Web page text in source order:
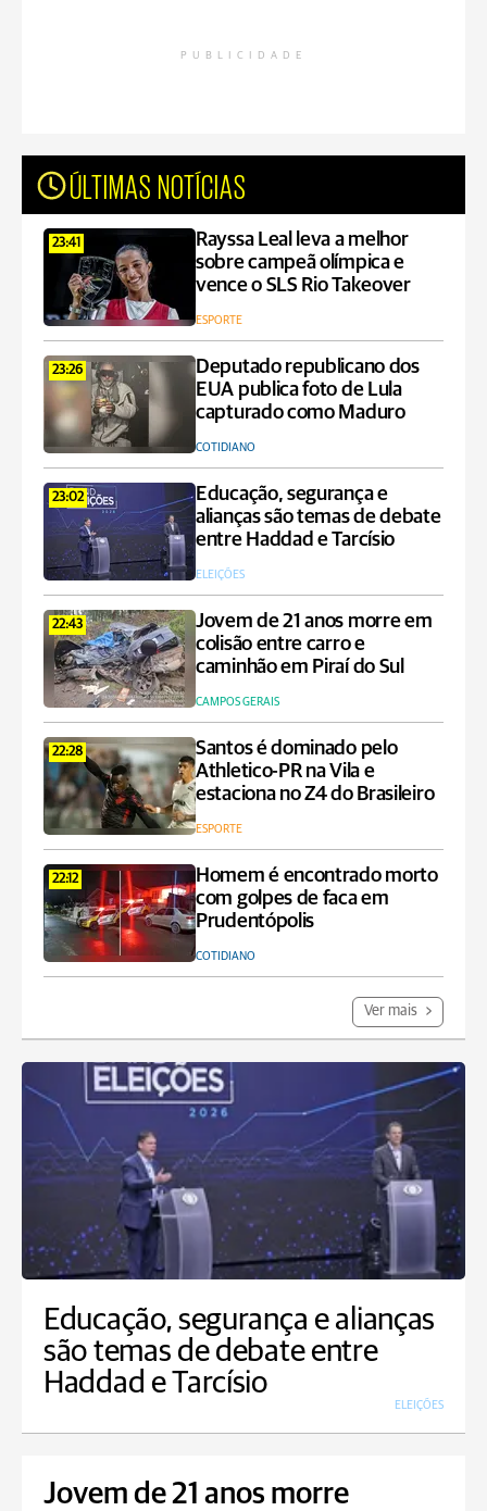
PUBLICIDADE
ÚLTIMAS NOTÍCIAS
23:41
Rayssa Leal leva a melhor
sobre campeã olímpica e
vence o SLS Rio Takeover
ESPORTE
23:26
Deputado republicano dos
EUA publica foto de Lula
capturado como Maduro
COTIDIANO
23:02
Educação, segurança e
alianças são temas de debate
entre Haddad e Tarcísio
ELEIÇÕES
22:43
Jovem de 21 anos morre em
colisão entre carro e
caminhão em Piraí do Sul
CAMPOS GERAIS
22:28
Santos é dominado pelo
Athletico-PR na Vila e
estaciona no Z4 do Brasileiro
ESPORTE
22:12
Homem é encontrado morto
com golpes de faca em
Prudentópolis
COTIDIANO
Ver mais
Educação, segurança e alianças
são temas de debate entre
Haddad e Tarcísio
ELEIÇÕES
Jovem de 21 anos morre